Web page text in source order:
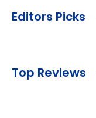
Editors Picks
Top Reviews